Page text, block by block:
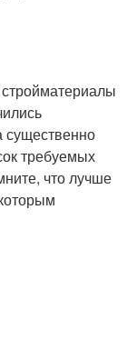
существенно
требуемых
что лучше